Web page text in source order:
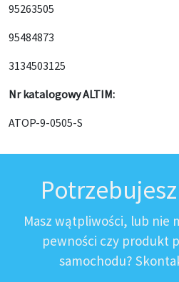
95263505
95484873
3134503125
Nr katalogowy ALTIM:
ATOP-9-0505-S
Masz wątpliwości, lub nie
pewności czy produkt
samochodu?